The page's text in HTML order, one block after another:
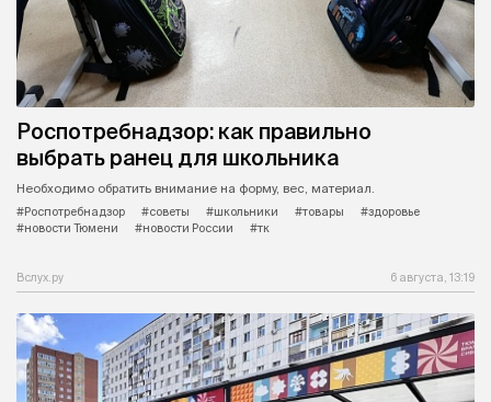
Роспотребнадзор: как правильно
выбрать ранец для школьника
Необходимо обратить внимание на форму, вес, материал.
#Роспотребнадзор
#советы #школьники #товары
#здоровье
#новости Тюмени
#новости России #тк
Вслух.ру 6 августа, 13:19